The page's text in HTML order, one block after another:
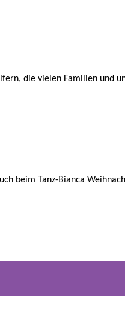
die vielen Familien
beim Tanz-Bianca